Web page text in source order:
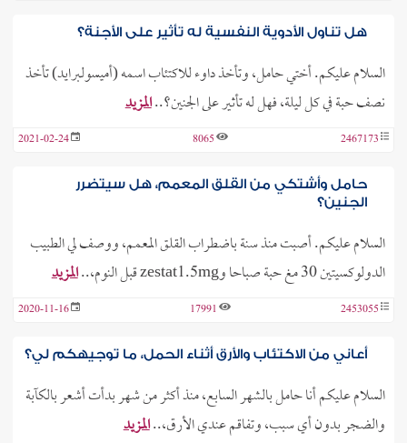
هل تناول الأدوية النفسية له تأثير على الأجنة؟
السلام عليكم. أختي حامل، وتأخذ داوء للاكتئاب اسمه (أميسولبرايد) تأخذ
نصف حبة في كل ليلة، فهل له تأثير على الجنين؟..المزيد
2467173
8065
2021-02-24
حامل وأشتكي من القلق المعمم، هل سيتضرر
الجنين؟
السلام عليكم. أصبت منذ سنة باضطراب القلق المعمم، ووصف لي الطبيب
الدولوكسيتين 30 مغ حبة صباحا وzestat1.5mg قبل النوم،..
المزيد
2453055
17991
2020-11-16
أعاني من الاكتئاب والأرق أثناء الحمل، ما توجيهكم لي؟
السلام عليكم أنا حامل بالشهر السابع، منذ أكثر من شهر بدأت أشعر بالكآبة
والضجر بدون أي سبب، وتفاقم عندي الأرق،..المزيد